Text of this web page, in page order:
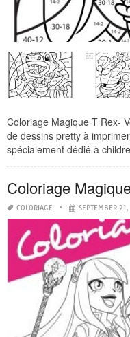
Coloriage Magique T Rex-
de dessins pretty à
spécialement dédié à
Coloriage
COLORIAGE SEPTEMBER